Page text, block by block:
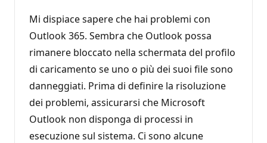
Mi dispiace sapere che hai problemi con
Outlook 365. Sembra che Outlook possa
rimanere bloccato nella schermata del profilo
di caricamento se uno o più dei suoi file sono
danneggiati. Prima di definire la risoluzione
dei problemi, assicurarsi che Microsoft
Outlook non disponga di processi in
esecuzione sul sistema. Ci sono alcune